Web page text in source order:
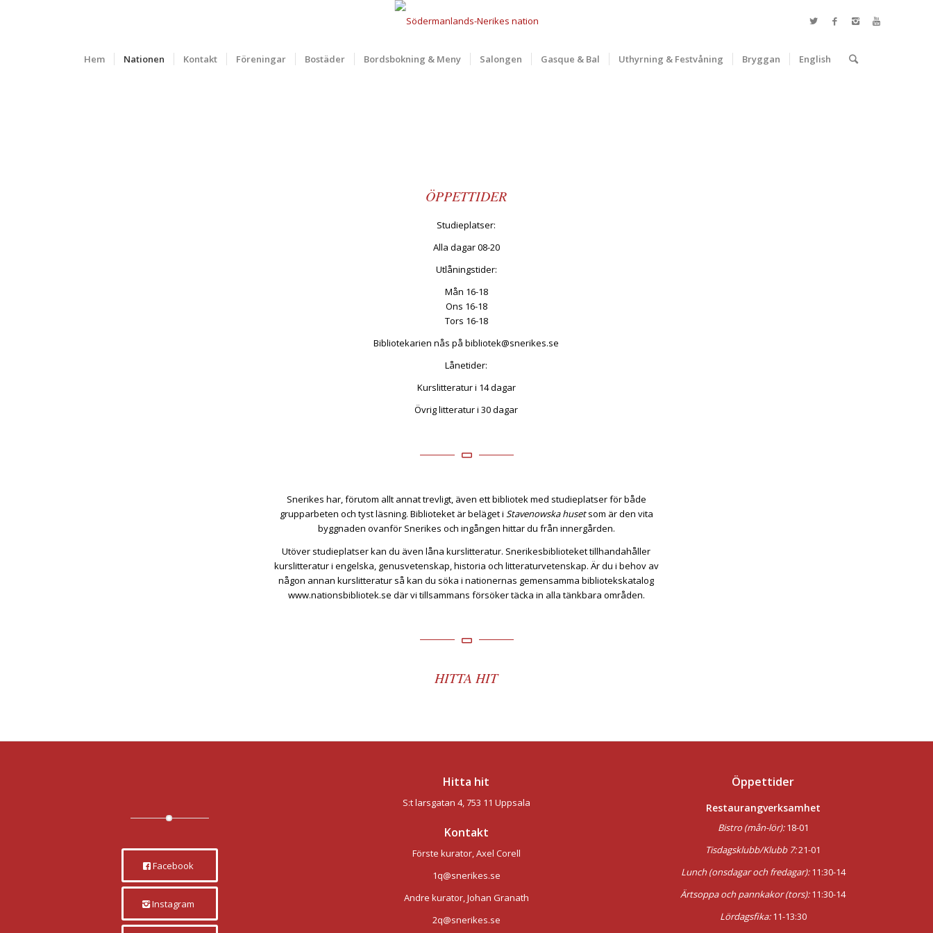
Hem Nationen Kontakt Föreningar Bostäder Bordsbokning & Meny Salongen Gasque & Bal Uthyrning & Festvåning Bryggan English
ÖPPETTIDER
Studieplatser:
Alla dagar 08-20
Utlåningstider:
Mån 16-18
Ons 16-18
Tors 16-18
Bibliotekarien nås påbibliotek@snerikes.se
Lånetider:
Kurslitteratur i 14 dagar
Övrig litteratur i 30 dagar
Snerikes har, förutom allt annat trevligt, även ett bibliotek med studieplatser för både
grupparbeten och tyst läsning. Biblioteket är beläget i Stavenowska husetsom är den vita
byggnaden ovanför Snerikes och ingången hittar du från innergården.
Utöver studieplatser kan du även låna kurslitteratur. Snerikesbiblioteket tillhandahåller
kurslitteratur i engelska, genusvetenskap, historia och litteraturvetenskap. Är du i behov av
någon annan kurslitteratur så kan du söka i nationernas gemensamma bibliotekskatalog
www.nationsbibliotek.se där vi tillsammans försöker täcka in alla tänkbara områden.
HITTA HIT
Facebook
Instagram
Hitta hit
S:t larsgatan 4, 753 11 Uppsala
Kontakt
Förste kurator, Axel Corell
1q@snerikes.se
Andre kurator, Johan Granath
2q@snerikes.se
Öppettider
Restaurangverksamhet
Bistro (mån-lör):18-01
Tisdagsklubb/Klubb 7:21-01
Lunch (onsdagar och fredagar):11:30-14
Ärtsoppa och pannkakor (tors):11:30-14
Lördagsfika:11-13:30